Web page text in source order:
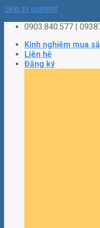
Skip to content
0903.840.577 |
Kinh nghiệm mua
Liên hệ
Đăng ký